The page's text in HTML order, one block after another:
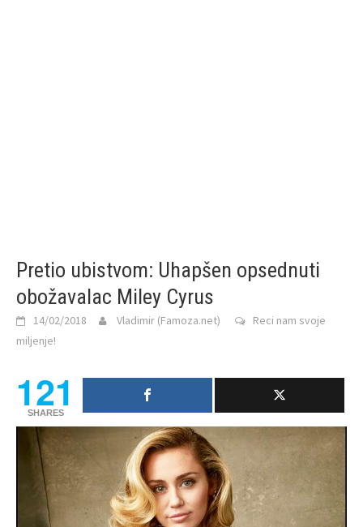
Pretio ubistvom: Uhapšen opsednuti
obožavalac Miley Cyrus
14/02/2018 Vladimir (Famoza.net)
Reci nam svoje
miljenje!
121
SHARES